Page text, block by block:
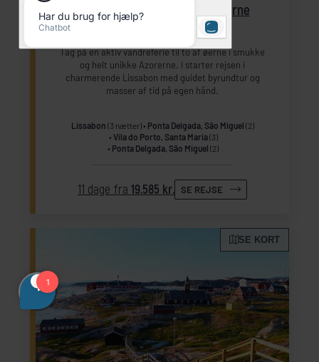
Lissabon og vandring på Azorerne
Tag på en aktiv vandreferie til to af øerne i smukke
og helt unikke Azorerne. I starter rejsen i
charmerende Lissabon med guidet byrundtur og
masser af tid på egen hånd.
Lissabon (3 nætter) Ponta Delgada, São Miguel (2)
Vila do Porto, Santa Maria(3)
Ponta Delgada, São Miguel (2)
11 dage fra 19.585 kr. SE REJSE
SE KORT